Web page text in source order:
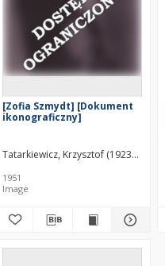
[Zofia Szmydt] [Dokument
ikonograficzny]
Tatarkiewicz, Krzysztof (1923–2011)
1951
Image